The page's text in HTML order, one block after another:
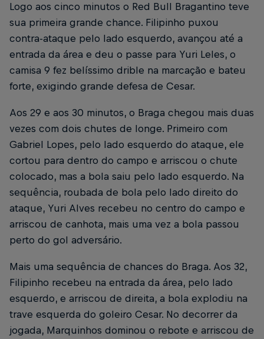
Logo aos cinco minutos o Red Bull Bragantino teve
sua primeira grande chance. Filipinho puxou
contra-ataque pelo lado esquerdo, avançou até a
entrada da área e deu o passe para Yuri Leles, o
camisa 9 fez belíssimo drible na marcação e bateu
forte, exigindo grande defesa de Cesar.
Aos 29 e aos 30 minutos, o Braga chegou mais duas
vezes com dois chutes de longe. Primeiro com
Gabriel Lopes, pelo lado esquerdo do ataque, ele
cortou para dentro do campo e arriscou o chute
colocado, mas a bola saiu pelo lado esquerdo. Na
sequência, roubada de bola pelo lado direito do
ataque, Yuri Alves recebeu no centro do campo e
arriscou de canhota, mais uma vez a bola passou
perto do gol adversário.
Mais uma sequência de chances do Braga. Aos 32,
Filipinho recebeu na entrada da área, pelo lado
esquerdo, e arriscou de direita, a bola explodiu na
trave esquerda do goleiro Cesar. No decorrer da
jogada, Marquinhos dominou o rebote e arriscou de